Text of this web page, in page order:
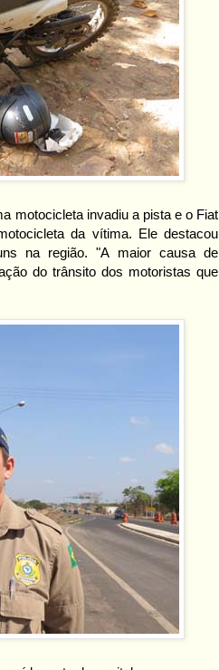
motocicleta invadiu a pista e o Fiat
da vítima. Ele destacou
na região. "A maior causa de
do trânsito dos motoristas que